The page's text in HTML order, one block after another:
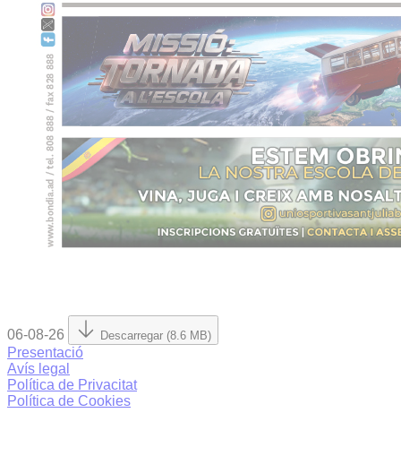
06-08-26 Descarregar (8.6 MB)
Presentació
Avís legal
Política de Privacitat
Política de Cookies